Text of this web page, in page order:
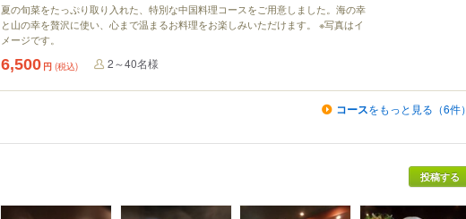
夏の旬菜をたっぷり取り入れた、特別な中国料理コースをご用意しました。海の幸
と山の幸を贅沢に使い、心まで温まるお料理をお楽しみいただけます。 ※写真はイ
メージです。
6,500 円 (税込) 2～40名様
コースをもっと見る（6件）
投稿する